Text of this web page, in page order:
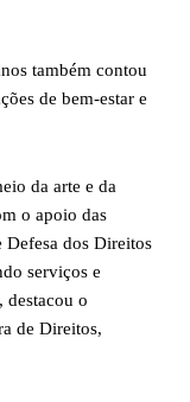
também contou
de bem-estar e
da arte e da
o apoio das
Defesa dos Direitos
serviços e
destacou o
de Direitos,